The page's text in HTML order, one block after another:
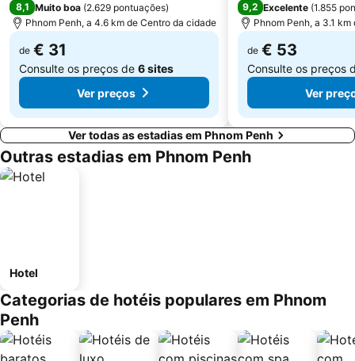
8,1 Muito boa (2.629 pontuações)
Phnom Penh, a 4.6 km de Centro da cidade
de € 31
Consulte os preços de 6 sites
Ver preços
9,2 Excelente (1.855
Phnom Penh, a 3.1
de € 53
Consulte os preços
Ver
Ver todas as estadias em Phnom Penh
Outras estadias em Phnom Penh
Hotel
Categorias de hotéis populares em Phnom
Penh